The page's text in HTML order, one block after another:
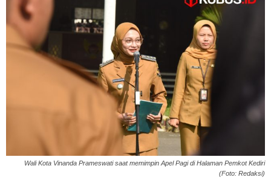
Wali Kota Vinanda Prameswati saat memimpin Apel Pagi di Halaman Pemkot Kediri
(Foto: Redaksi)